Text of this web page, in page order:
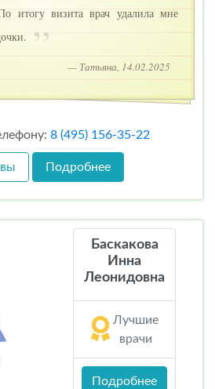
итогу визита врач удалила мне
— Татьяна, 14.02.2025
8 (495) 156-35-22
Подробнее
Баскакова
Инна
Леонидовна
Лучшие
врачи
Подробнее